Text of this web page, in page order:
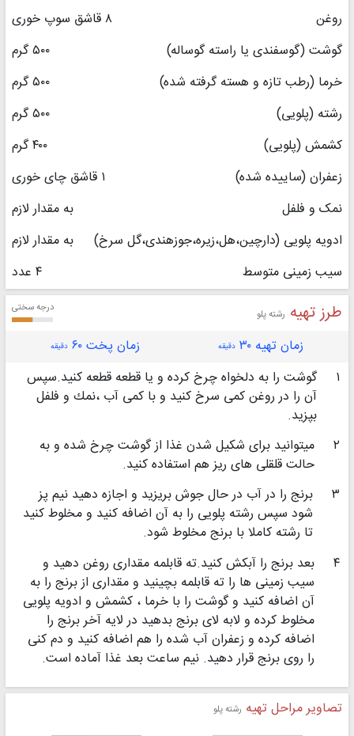
روغن
۸ قاشق سوپ خوری
گوشت (گوسفندی یا راسته گوساله)
۵۰۰ گرم
خرما (رطب تازه و هسته گرفته شده)
۵۰۰ گرم
رشته (پلویی)
۵۰۰ گرم
کشمش (پلویی)
۴۰۰ گرم
زعفران (ساییده شده)
۱ قاشق چای خوری
نمک و فلفل
به مقدار لازم
ادویه پلویی (دارچین،هل،زیره،جوزهندی،گل سرخ)
به مقدار لازم
سیب زمینی متوسط
۴ عدد
طرز تهیه رشته پلو درجه سختی
زمان تهیه ۳۰ دقیقه زمان پخت ۶۰ دقیقه
۱
گوشت را به دلخواه چرخ كرده و یا قطعه قطعه كنید.سپس
آن را در روغن كمی سرخ كنید و با كمی آب ،نمك و فلفل
بپزید.
۲
میتوانید برای شكیل شدن غذا از گوشت چرخ شده و به
حالت قلقلی های ریز هم استفاده كنید.
۳
برنج را در آب در حال جوش بریزید و اجازه دهید نیم پز
شود سپس رشته پلویی را به آن اضافه كنید و مخلوط كنید
تا رشته كاملا با برنج مخلوط شود.
۴
بعد برنج را آبكش كنید.ته قابلمه مقداری روغن دهید و
سیب زمینی ها را ته قابلمه بچینید و مقداری از برنج را به
آن اضافه كنید و گوشت را با خرما ، كشمش و ادویه پلویی
مخلوط كرده و لابه لای برنج بدهید در لایه آخر برنج را
اضافه كرده و زعفران آب شده را هم اضافه كنید و دم كنی
را روی برنج قرار دهید. نیم ساعت بعد غذا آماده است.
تصاویر مراحل تهیه رشته پلو